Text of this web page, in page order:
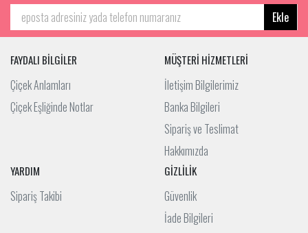
Ekle
FAYDALI BİLGİLER
Çiçek Anlamları
Çiçek Eşliğinde Notlar
MÜŞTERİ HİZMETLERİ
İletişim Bilgilerimiz
Banka Bilgileri
Sipariş ve Teslimat
Hakkımızda
YARDIM
Sipariş Takibi
GİZLİLİK
Güvenlik
İade Bilgileri